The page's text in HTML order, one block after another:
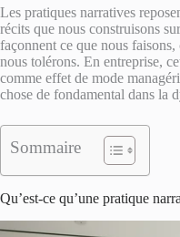
Les pratiques narratives
récits que nous construisons
façonnent ce que nous
nous tolérons. En entreprise,
comme effet de mode
chose de fondamental dans la
Sommaire
Qu’est-ce qu’une pratique